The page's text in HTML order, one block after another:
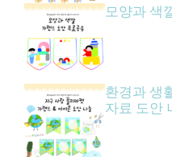
모양과 색
환경과 생
자료 도안